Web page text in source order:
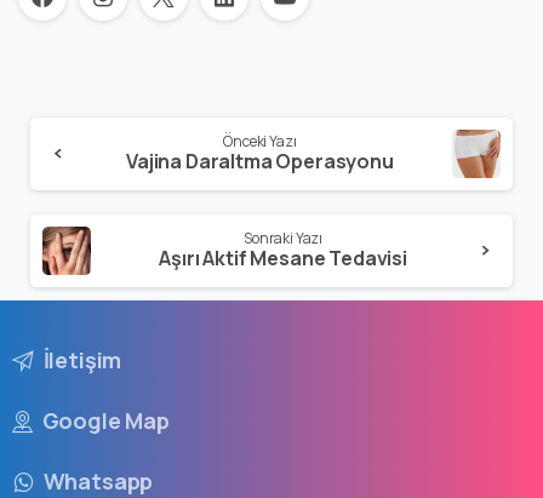
Önceki Yazı
Vajina Daraltma Operasyonu
Sonraki Yazı
Aşırı Aktif Mesane Tedavisi
İletişim
Google Map
Whatsapp